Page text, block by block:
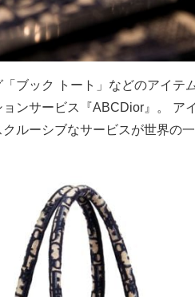
ブック トート」などのアイテ
ンサービス『ABCDior』。 ア
ルーシブなサービスが世界の